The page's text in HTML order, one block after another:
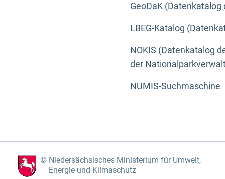
GeoDaK
LBEG-Katalog
NOKIS (Datenkatalog
der
NUMIS-Suchmaschine
Niedersächsisches Ministerium für Umwelt,
Energie und Klimaschutz